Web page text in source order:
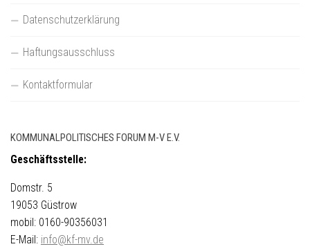
Datenschutzerklärung
Haftungsausschluss
Kontaktformular
KOMMUNALPOLITISCHES FORUM M-V E.V.
Geschäftsstelle:
Domstr. 5
19053 Güstrow
mobil: 0160-90356031
E-Mail: info@kf-mv.de